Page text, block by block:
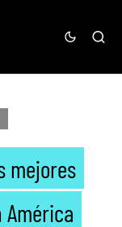
mejores